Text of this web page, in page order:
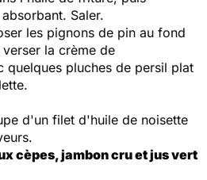
Saler.
les pignons de pin au fond
la crème de
quelques pluches de persil plat
d'un filet d'huile de noisette
cèpes, jambon cru et jus vert